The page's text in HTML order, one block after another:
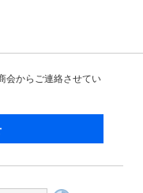
会からご連絡させてい